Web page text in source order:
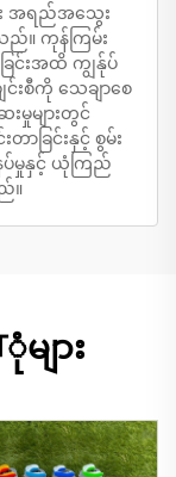
း အရည်အသွေး
ည်။ ကုန်ကြမ်း
ြင်းအထိ ကျွန်ုပ်
းစီကို သေချာစေ
မှုများတွင်
ာခြင်းနှင့် စွမ်း
ပ်မှုနှင့် ယုံကြည်
။
ား